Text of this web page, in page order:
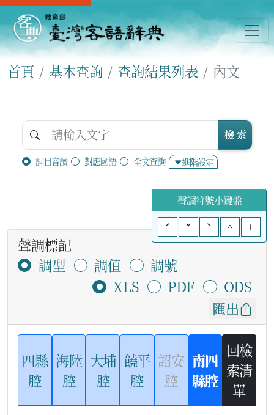
首頁 基本查詢 查詢結果列表 內文
詞目音讀 對應國語 全文查詢 進階設定
檢 索
聲調符號小鍵盤
ˊ
ˇ ˋ ^ +
聲調標記
調型
調值
調號
XLS
PDF
ODS
匯出
四縣
腔
海陸
腔
大埔
腔
饒平
腔
詔安
腔
南四
縣腔
回檢
索清
單